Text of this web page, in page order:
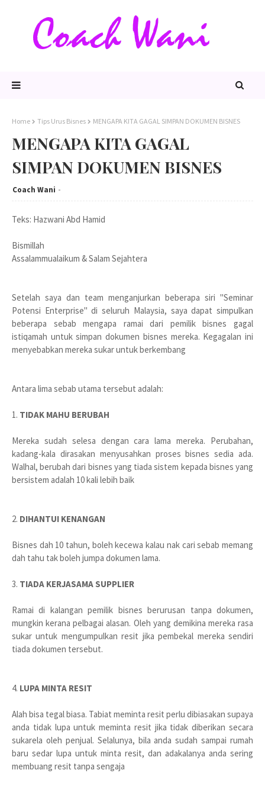
Home Tips Urus Bisnes MENGAPA KITA GAGAL SIMPAN DOKUMEN BISNES
MENGAPA KITA GAGAL
SIMPAN DOKUMEN BISNES
Coach Wani
Teks: Hazwani Abd Hamid
Bismillah
Assalammualaikum & Salam Sejahtera
Setelah saya dan team menganjurkan beberapa siri "Seminar
Potensi Enterprise" di seluruh Malaysia, saya dapat simpulkan
beberapa sebab mengapa ramai dari pemilik bisnes gagal
istiqamah untuk simpan dokumen bisnes mereka. Kegagalan ini
menyebabkan mereka sukar untuk berkembang
Antara lima sebab utama tersebut adalah:
1. TIDAK MAHU BERUBAH
Mereka sudah selesa dengan cara lama mereka. Perubahan,
kadang-kala dirasakan menyusahkan proses bisnes sedia ada.
Walhal, berubah dari bisnes yang tiada sistem kepada bisnes yang
bersistem adalah 10 kali lebih baik
2. DIHANTUI KENANGAN
Bisnes dah 10 tahun, boleh kecewa kalau nak cari sebab memang
dah tahu tak boleh jumpa dokumen lama.
3. TIADA KERJASAMA SUPPLIER
Ramai di kalangan pemilik bisnes berurusan tanpa dokumen,
mungkin kerana pelbagai alasan. Oleh yang demikina mereka rasa
sukar untuk mengumpulkan resit jika pembekal mereka sendiri
tiada dokumen tersebut.
4. LUPA MINTA RESIT
Alah bisa tegal biasa. Tabiat meminta resit perlu dibiasakan supaya
anda tidak lupa untuk meminta resit jika tidak diberikan secara
sukarela oleh penjual. Selalunya, bila anda sudah sampai rumah
baru sedar lupa untuk minta resit, dan adakalanya anda sering
membuang resit tanpa sengaja